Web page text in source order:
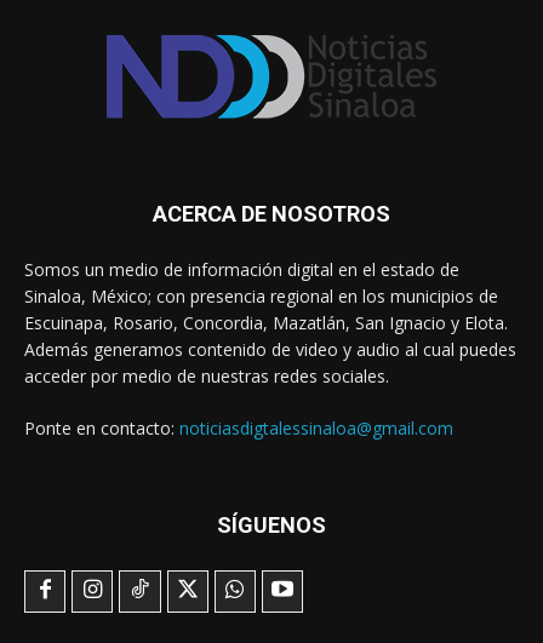
ACERCA DE NOSOTROS
Somos un medio de información digital en el estado de
Sinaloa, México; con presencia regional en los municipios de
Escuinapa, Rosario, Concordia, Mazatlán, San Ignacio y Elota.
Además generamos contenido de video y audio al cual puedes
acceder por medio de nuestras redes sociales.
Ponte en contacto: noticiasdigtalessinaloa@gmail.com
SÍGUENOS